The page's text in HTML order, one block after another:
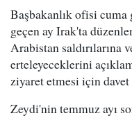
Başbakanlık ofisi
geçen ay Irak'ta
Arabistan saldırılarına
erteleyeceklerini
ziyaret etmesi için davet
Zeydi'nin temmuz ayı